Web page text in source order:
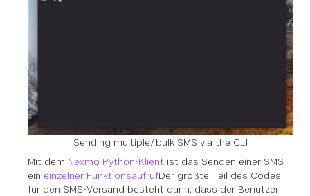
Sending multiple/bulk SMS via the CLI
Mit dem Nexmo Python-Klient ist das Senden einer SMS
ein einzelner FunktionsaufrufDer größte Teil des Codes
für den SMS-Versand besteht darin, dass der Benutzer